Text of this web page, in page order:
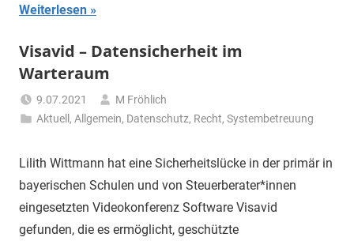
Weiterlesen
Visavid – Datensicherheit im
Warteraum
9.07.2021
M Fröhlich
Aktuell ,Allgemein, Datenschutz, Recht,Systembetreuung
Lilith Wittmann hat eine Sicherheitslücke in der primär in
bayerischen Schulen und von Steuerberater*innen
eingesetzten Videokonferenz Software Visavid
gefunden, die es ermöglicht, geschützte